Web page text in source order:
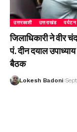
उत्तरकाशी उत्तराखंड पर्यटन
जिलाधिकारी ने वीर
पं. दीन दयाल
बैठक
Lokesh Badoni